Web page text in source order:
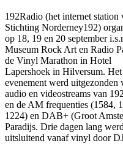
192Radio (het internet station
Stichting Norderney192)
op 18, 19 en 20 september
Museum Rock Art en Radio
de Vinyl Marathon in Hotel
Lapershoek in Hilversum. Het
evenement werd uitgezonden
audio en videostreams van
en de AM frequenties (1584,
1224) en DAB+ (Groot
Paradijs. Drie dagen lang
uitsluitend vanaf vinyl door